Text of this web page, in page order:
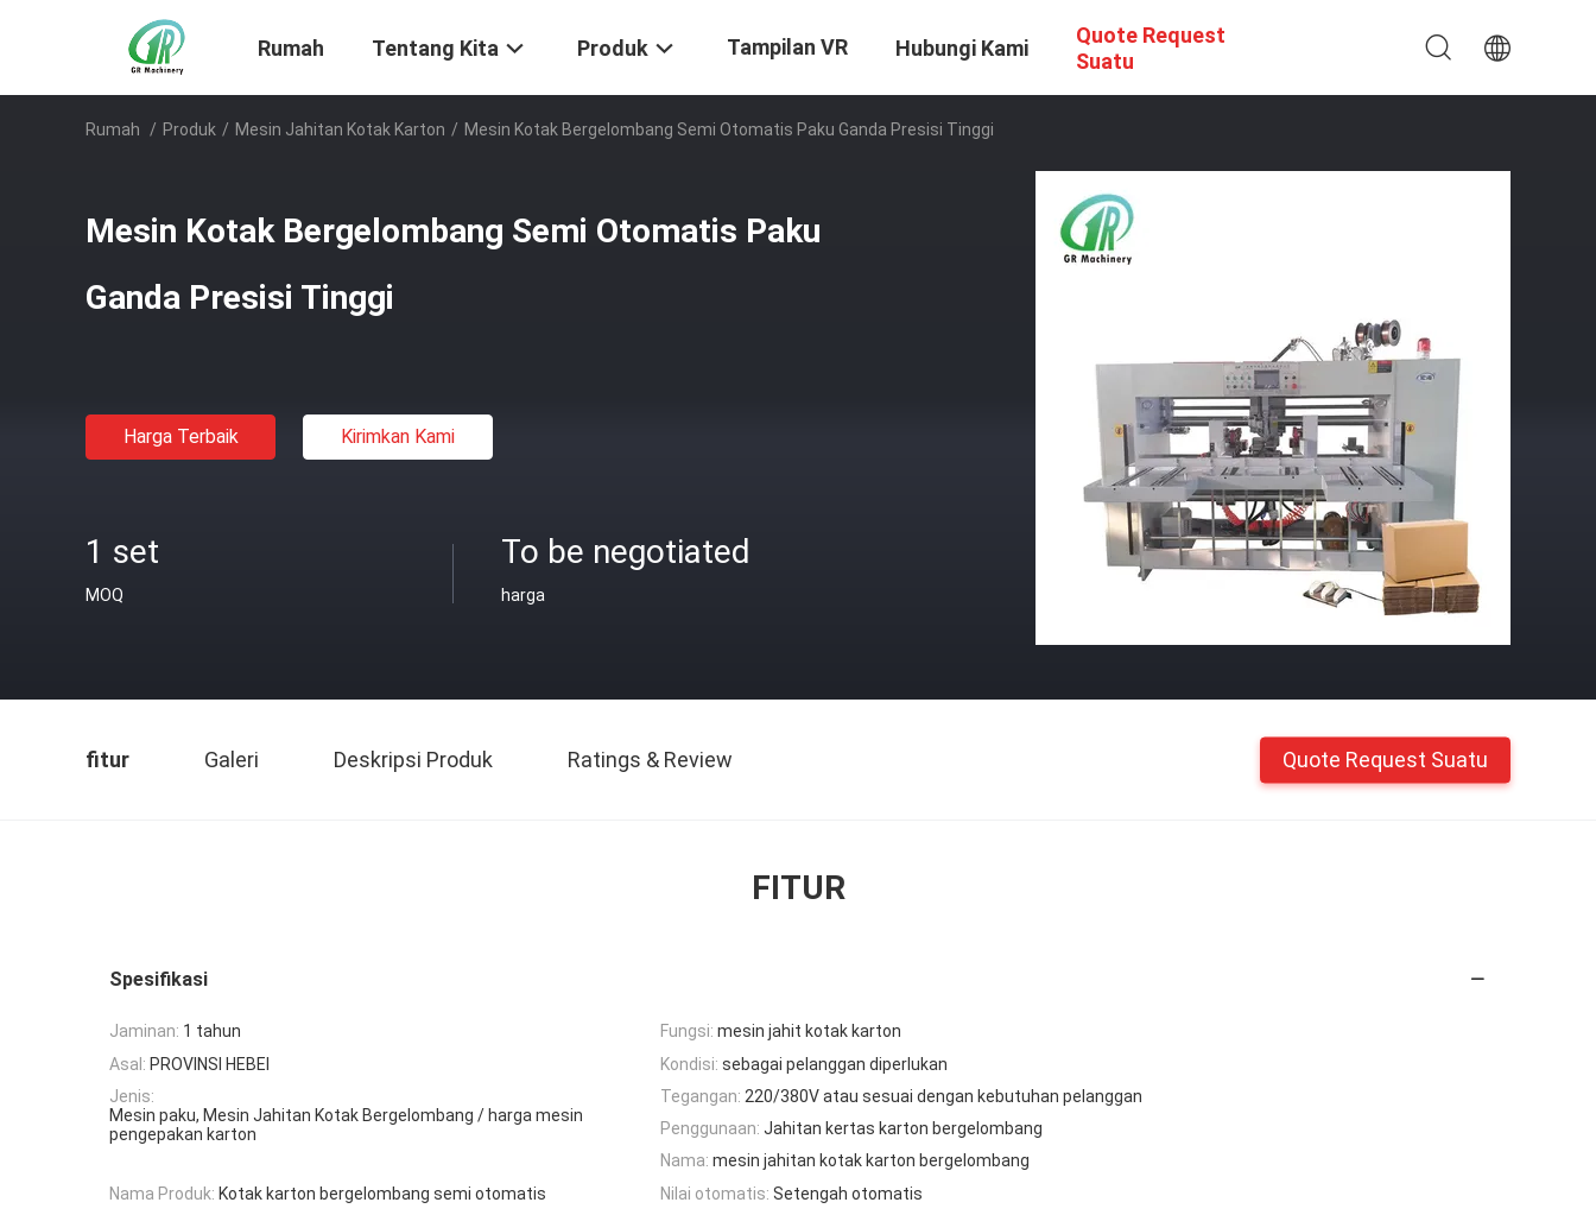
Rumah Tentang Kita Produk Tampilan VR Hubungi Kami
Quote Request
Suatu
Rumah / Produk / Mesin Jahitan Kotak Karton / Mesin Kotak Bergelombang Semi Otomatis Paku Ganda Presisi Tinggi
Mesin Kotak Bergelombang Semi Otomatis Paku
Ganda Presisi Tinggi
Harga Terbaik Kirimkan Kami
1 set
MOQ
To be negotiated
harga
fitur Galeri Deskripsi Produk Ratings & Review Quote Request Suatu
FITUR
Spesifikasi
Jaminan: 1 tahun Fungsi: mesin jahit kotak karton
Asal: PROVINSI HEBEI Kondisi: sebagai pelanggan diperlukan
Jenis:
Mesin paku, Mesin Jahitan Kotak Bergelombang / harga mesin
pengepakan karton
Tegangan: 220/380V atau sesuai dengan kebutuhan pelanggan
Penggunaan: Jahitan kertas karton bergelombang
Nama: mesin jahitan kotak karton bergelombang
Nama Produk: Kotak karton bergelombang semi otomatis Nilai otomatis: Setengah otomatis